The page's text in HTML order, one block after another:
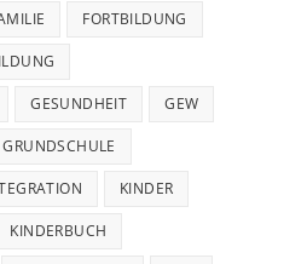
FORTBILDUNG
GESUNDHEIT GEW
GRUNDSCHULE
KINDER
KINDERBUCH